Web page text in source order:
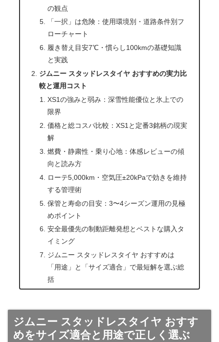
の観点
「一択」は危険：使用環境別・道路条件別フ
ローチャート
履き替え目安7℃・慣らし100kmの基礎知識
と実践
ジムニー スタッドレスタイヤ おすすめの実力比
較と運用コスト
XS1の強みと弱み：深雪性能優位と氷上での
限界
価格と総コスパ比較：XS1と定番3銘柄の現実
解
燃費・静粛性・乗り心地：体感レビューの傾
向と読み方
ローテ5,000km・空気圧±20kPaで効きを維持
する管理術
保管と寿命の目安：3〜4シーズン運用の見極
めポイント
安全最優先の制動距離発想とベストな購入タ
イミング
ジムニー スタッドレスタイヤ おすすめは
「用途」と「サイズ適合」で最短解を選ぶ総
括
ジムニー スタッドレスタイヤ おすす
めをサイズ適合と用途で正しく選ぶ